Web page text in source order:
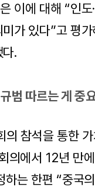
이에 대해 “인
가 있다”고 평
.
범 따르는 게 중
의 참석을 통한
의에서 12년 만
하는 한편 “중국